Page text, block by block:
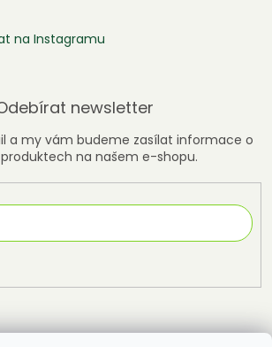
na Instagramu
newsletter
a my vám budeme zasílat informace o
na našem e-shopu.